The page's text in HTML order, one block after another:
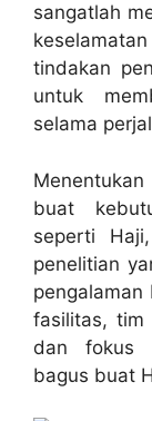
sangatlah
tindakan
untuk
selama
buat
seperti
penelitian
fasilitas, tim
dan fokus
bagus buat